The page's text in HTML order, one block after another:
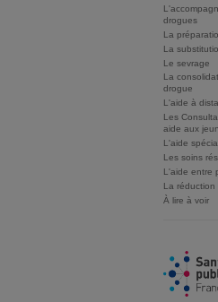
drogues
La
La
Le sevrage
La
drogue
L'aide à
Les
aide aux
L'aide
Les soins
L'aide entre
La réduction
À lire à voir